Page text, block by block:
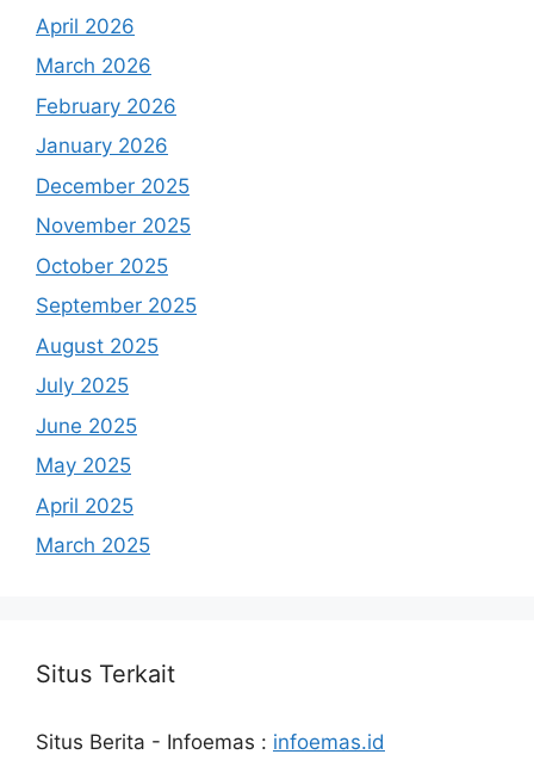
April 2026
March 2026
February 2026
January 2026
December 2025
November 2025
October 2025
September 2025
August 2025
July 2025
June 2025
May 2025
April 2025
March 2025
Situs Terkait
Situs Berita - Infoemas : infoemas.id